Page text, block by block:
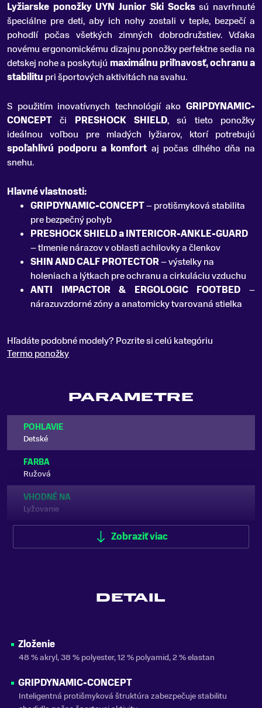
Lyžiarske ponožky UYN Junior Ski Sockssú navrhnuté
špeciálne pre deti, aby ich nohy zostali v teple, bezpečí a
pohodlí počas všetkých zimných dobrodružstiev. Vďaka
novému ergonomickému dizajnu ponožky perfektne sedia na
detskej nohe a poskytujú maximálnu priľnavosť, ochranu a
stabilitu pri športových aktivitách na svahu.
S použitím inovatívnych technológií ako GRIPDYNAMIC-
CONCEPT či PRESHOCK SHIELD, sú tieto ponožky
ideálnou voľbou pre mladých lyžiarov, ktorí potrebujú
spoľahlivú podporu a komfort aj počas dlhého dňa na
snehu.
Hlavné vlastnosti:
GRIPDYNAMIC-CONCEPT– protišmyková stabilita
pre bezpečný pohyb
PRESHOCK SHIELD a INTERICOR-ANKLE-GUARD
– tlmenie nárazov v oblasti achilovky a členkov
SHIN AND CALF PROTECTOR– výstelky na
holeniach a lýtkach pre ochranu a cirkuláciu vzduchu
ANTI IMPACTOR & ERGOLOGIC FOOTBED –
nárazuvzdorné zóny a anatomicky tvarovaná stielka
Hľadáte podobné modely? Pozrite si celú kategóriu
Termo ponožky
PARAMETRE
POHLAVIE
Detské
FARBA
Ružová
VHODNÉ NA
Lyžovanie
Zobraziť viac
DETAIL
Zloženie
48 % akryl, 38 % polyester, 12 % polyamid, 2 % elastan
GRIPDYNAMIC-CONCEPT
Inteligentná protišmyková štruktúra zabezpečuje stabilitu